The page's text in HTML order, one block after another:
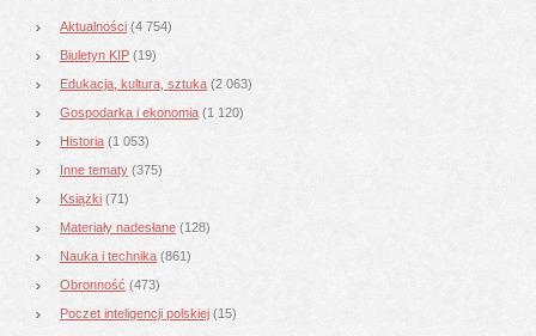
Aktualności (4 754)
Biuletyn KIP (19)
Edukacja, kultura, sztuka (2 063)
Gospodarka i ekonomia (1 120)
Historia (1 053)
Inne tematy (375)
Książki (71)
Materiały nadesłane (128)
Nauka i technika (861)
Obronność (473)
Poczet inteligencji polskiej (15)